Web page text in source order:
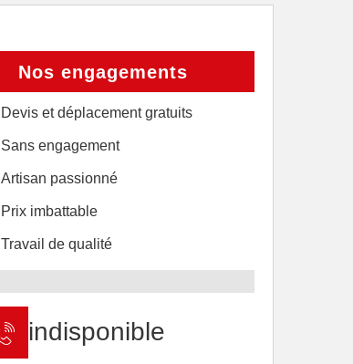
Nos engagements
Devis et déplacement gratuits
Sans engagement
Artisan passionné
Prix imbattable
Travail de qualité
indisponible